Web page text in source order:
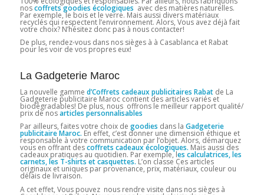
noscoffrets goodies écologiques avec des matières naturelles.
Par exemple, le bois et le verre. Mais aussi divers matériaux
recyclés qui respectent l’environnement. Alors, Vous avez déjà fait
votre choix? N’hésitez donc pas à nous contacter!
De plus, rendez-vous dans nos sièges à à Casablanca et Rabat
pour les voir de vos propres eux!
La Gadgeterie Maroc
La nouvelle gamme d’Coffrets cadeaux publicitaires Rabatde La
Gadgeterie publicitaire Maroc contient des articles variés et
biodégradables! De plus, nous offrons le meilleur rapport qualité/
prix de nosarticles personnalisables
Par ailleurs, faites votre choix de goodies dans la Gadgeterie
publicitaire Maroc. En effet, c’est donner une dimension éthique et
responsable à votre communication par l’objet. Alors, démarquez
vous en offrant descoffrets cadeaux écologiques. Mais aussi des
cadeaux pratiques au quotidien. Par exemple, les calculatrices, les
carnets, les T-shirts et casquettes. L’on classe Ces articles
originaux et uniques par provenance, prix, matériaux, couleur ou
délais de livraison.
A cet effet, Vous pouvez nous rendre visite dans nos sièges à